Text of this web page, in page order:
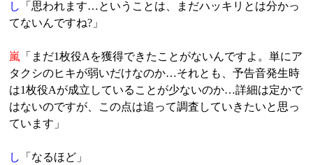
し
「思われます…ということは、まだハッキリとは分かっ
てないんですね?」
嵐
「まだ1枚役Aを獲得できたことがないんですよ。単にア
タクシのヒキが弱いだけなのか…それとも、予告音発生時
は1枚役Aが成立していることが少ないのか…詳細は定かで
はないのですが、この点は追って調査していきたいと思っ
ています」
し 「なるほど」